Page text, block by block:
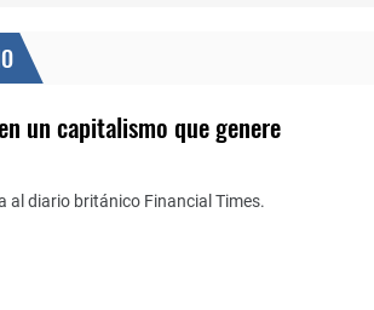
un capitalismo que genere
al diario británico Financial Times.